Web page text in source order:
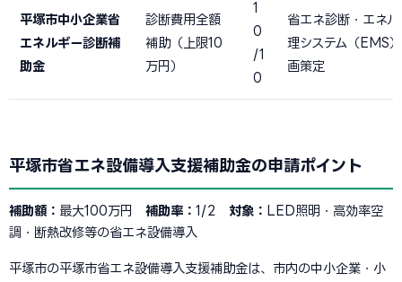
平塚市中小企業省
エネルギー診断補
助金
診断費用全額
補助（上限10
万円）
1
0
/1
0
省エネ診断・エネ
理システム（EMS
画策定
平塚市省エネ設備導入支援補助金の申請ポイント
補助額： 最大100万円 補助率： 1/2 対象： LED照明・高効率空
調・断熱改修等の省エネ設備導入
平塚市の平塚市省エネ設備導入支援補助金は、市内の中小企業・小